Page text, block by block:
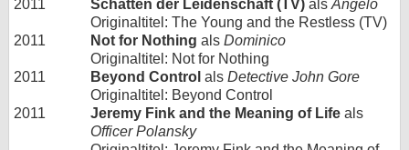
2011 Schatten der Leidenschaft (TV) als Angelo
Originaltitel: The Young and the Restless (TV)
2011
Not for Nothing als Dominico
Originaltitel: Not for Nothing
2011
Beyond Control als Detective John Gore
Originaltitel: Beyond Control
2011
Jeremy Fink and the Meaning of Life als
Officer Polansky